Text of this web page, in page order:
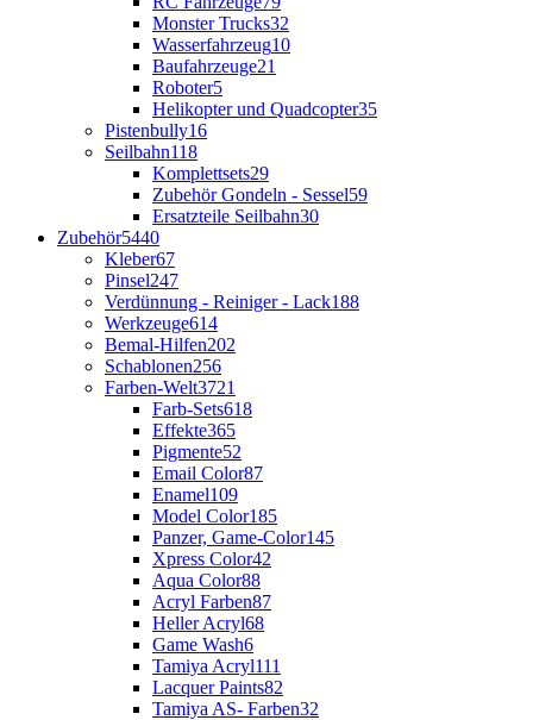
Monster Trucks32
Wasserfahrzeug10
Baufahrzeuge21
Roboter5
Helikopter und Quadcopter35
Pistenbully16
Seilbahn118
Komplettsets29
Zubehör Gondeln - Sessel59
Ersatzteile Seilbahn30
Zubehör5440
Kleber67
Pinsel247
Verdünnung - Reiniger - Lack188
Werkzeuge614
Bemal-Hilfen202
Schablonen256
Farben-Welt3721
Farb-Sets618
Effekte365
Pigmente52
Email Color87
Enamel109
Model Color185
Panzer, Game-Color145
Xpress Color42
Aqua Color88
Acryl Farben87
Heller Acryl68
Game Wash6
Tamiya Acryl111
Lacquer Paints82
Tamiya AS- Farben32